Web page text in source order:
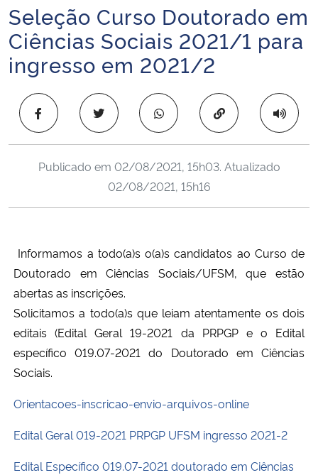
Ministério da Infraestrutura
Ministério da Agricultura, Pecuária e Abastecimento
Ministério da Cidadania
Ministério do Meio Ambiente
Ministério do Turismo
Ministério do Desenvolvimento Regional
Secretaria-Geral
Início do conteúdo
Seleção Curso Doutorado em
Ciências Sociais 2021/1 para
ingresso em 2021/2
Copiar para área
Publicado em 02/08/2021, 15h03. Atualizado
02/08/2021, 15h16
Informamos a todo(a)s o(a)s candidatos ao Curso de
Doutorado em Ciências Sociais/UFSM, que estão
abertas as inscrições.
Solicitamos a todo(a)s que leiam atentamente os dois
editais (Edital Geral 19-2021 da PRPGP e o Edital
específico 019.07-2021 do Doutorado em Ciências
Sociais.
Orientacoes-inscricao-envio-arquivos-online
Edital Geral 019-2021 PRPGP UFSM ingresso 2021-2
Edital Específico 019.07-2021 doutorado em Ciências